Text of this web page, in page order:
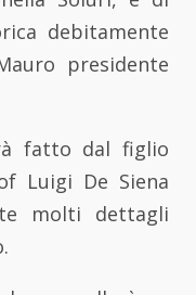
debitamente
presidente
fatto dal figlio
Luigi De Siena
molti dettagli